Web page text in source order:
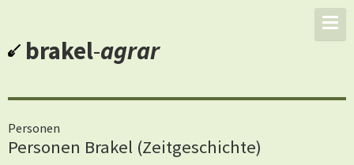
brakel-agrar
Personen
Personen Brakel (Zeitgeschichte)